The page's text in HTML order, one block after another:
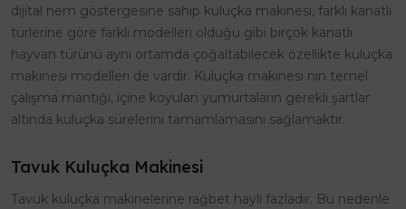
dijital nem göstergesine sahip kuluçka makinesi, farklı kanatlı
türlerine göre farklı modelleri olduğu gibi birçok kanatlı
hayvan türünü aynı ortamda çoğaltabilecek özellikte kuluçka
makinesi modelleri de vardır. Kuluçka makinesi nin temel
çalışma mantığı, içine koyulan yumurtaların gerekli şartlar
altında kuluçka sürelerini tamamlamasını sağlamaktır.
Tavuk Kuluçka Makinesi
Tavuk kuluçka makinelerine rağbet hayli fazladır. Bu nedenle